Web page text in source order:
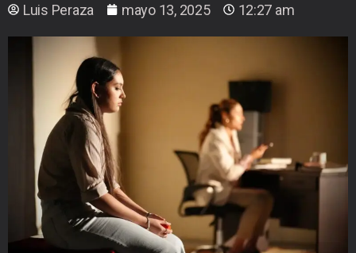
Luis Peraza mayo 13, 2025 12:27 am